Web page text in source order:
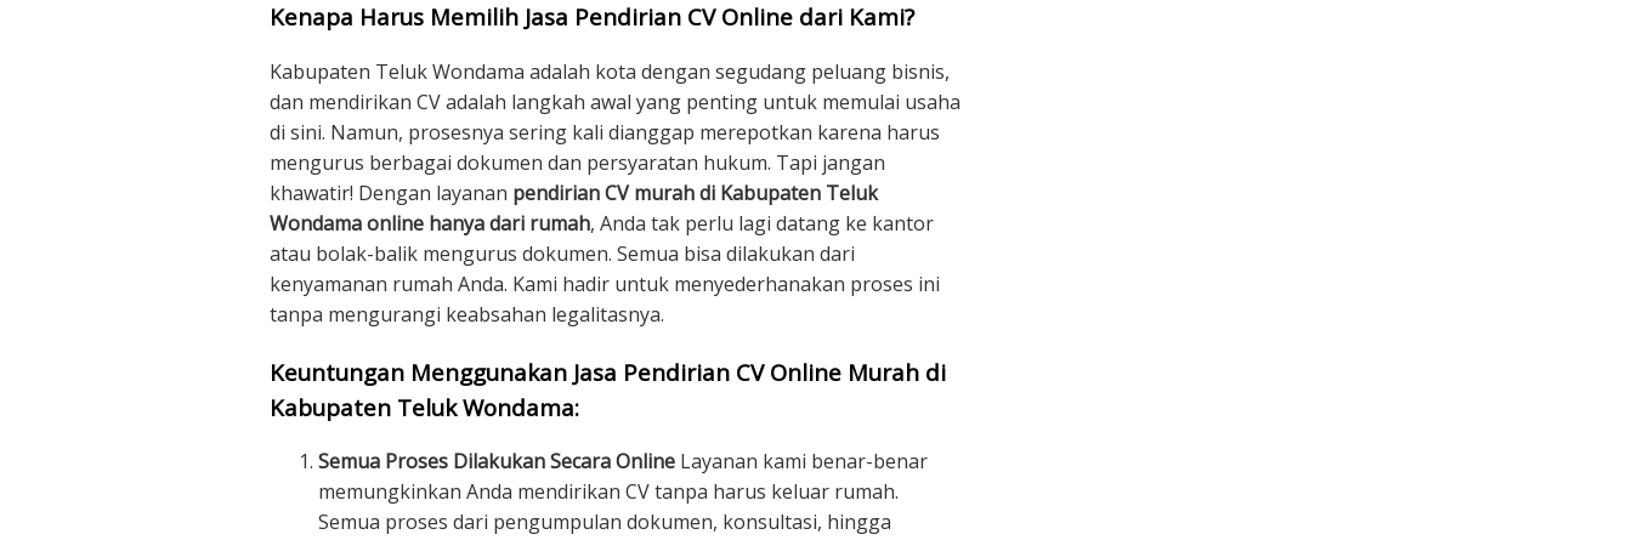
Kenapa Harus Memilih Jasa Pendirian CV Online dari Kami?
Kabupaten Teluk Wondama adalah kota dengan segudang peluang bisnis,
dan mendirikan CV adalah langkah awal yang penting untuk memulai usaha
di sini. Namun, prosesnya sering kali dianggap merepotkan karena harus
mengurus berbagai dokumen dan persyaratan hukum. Tapi jangan
khawatir! Dengan layanan pendirian CV murah di Kabupaten Teluk
Wondama online hanya dari rumah, Anda tak perlu lagi datang ke kantor
atau bolak-balik mengurus dokumen. Semua bisa dilakukan dari
kenyamanan rumah Anda. Kami hadir untuk menyederhanakan proses ini
tanpa mengurangi keabsahan legalitasnya.
Keuntungan Menggunakan Jasa Pendirian CV Online Murah di
Kabupaten Teluk Wondama:
Semua Proses Dilakukan Secara Online Layanan kami benar-benar
memungkinkan Anda mendirikan CV tanpa harus keluar rumah.
Semua proses dari pengumpulan dokumen, konsultasi, hingga